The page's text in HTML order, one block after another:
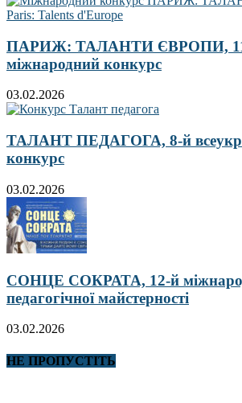
ПАРИЖ: ТАЛАНТИ ЄВРОПИ,
міжнародний конкурс
03.02.2026
ТАЛАНТ ПЕДАГОГА, 8-й
конкурс
03.02.2026
СОНЦЕ СОКРАТА, 12-й
педагогічної майстерності
03.02.2026
НЕ ПРОПУСТІТЬ